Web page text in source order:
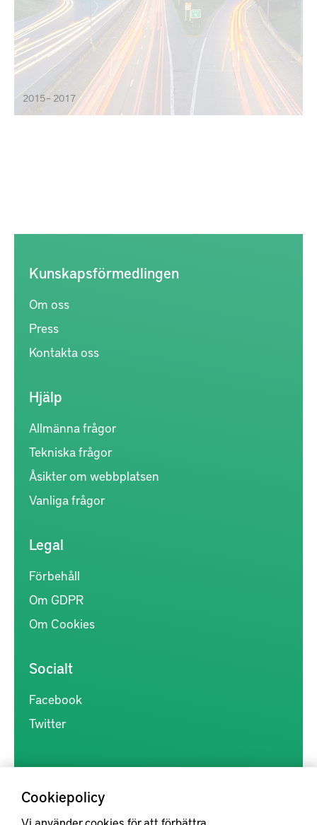
2015 – 2017
Cookiepolicy
Kunskapsförmedlingen
Om oss
Press
Kontakta oss
Hjälp
Allmänna frågor
Tekniska frågor
Åsikter om webbplatsen
Vanliga frågor
Legal
Förbehåll
Om GDPR
Om Cookies
Socialt
Facebook
Twitter